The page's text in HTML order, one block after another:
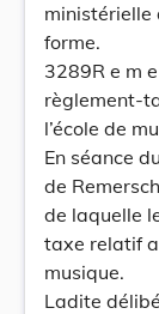
ministérielle
forme.
3289R e m
règlement-
l’école de
En séance
de
de laquelle
taxe relatif
musique.
Ladite